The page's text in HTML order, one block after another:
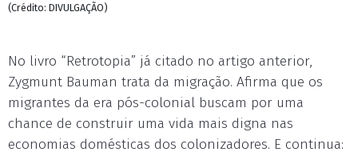
(Crédito: DIVULGAÇÃO)
No livro “Retrotopia” já citado no artigo anterior,
Zygmunt Bauman trata da migração. Afirma que os
migrantes da era pós-colonial buscam por uma
chance de construir uma vida mais digna nas
economias domésticas dos colonizadores. E continua: